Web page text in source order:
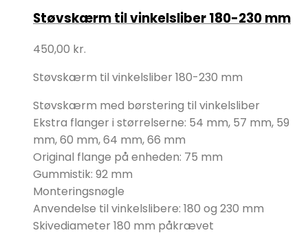
Støvskærm til vinkelsliber 180-230 mm
450,00 kr.
Støvskærm til vinkelsliber 180-230 mm
Støvskærm med børstering til vinkelsliber
Ekstra flanger i størrelserne: 54 mm, 57 mm, 59
mm, 60 mm, 64 mm, 66 mm
Original flange på enheden: 75 mm
Gummistik: 92 mm
Monteringsnøgle
Anvendelse til vinkelslibere: 180 og 230 mm
Skivediameter 180 mm påkrævet